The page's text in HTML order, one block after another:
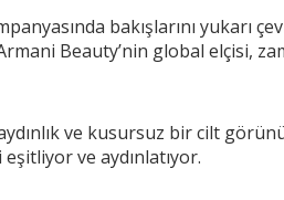
bakışlarını yukarı
Beauty’nin global elçisi,
ve kusursuz bir cilt
ve aydınlatıyor.